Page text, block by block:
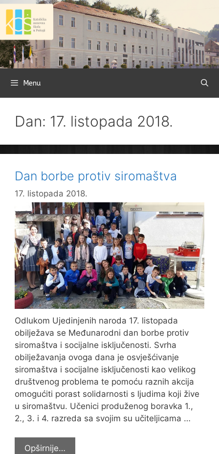
Preskoči
sadržaj
Menu
Dan: 17. listopada 2018.
Dan borbe protiv siromaštva
17. listopada 2018.
Odlukom Ujedinjenih naroda 17. listopada
obilježava se Međunarodni dan borbe protiv
siromaštva i socijalne isključenosti. Svrha
obilježavanja ovoga dana je osvješćivanje
siromaštva i socijalne isključenosti kao velikog
društvenog problema te pomoću raznih akcija
omogućiti porast solidarnosti s ljudima koji žive
u siromaštvu. Učenici produženog boravka 1.,
2., 3. i 4. razreda sa svojim su učiteljicama …
Opširnije…